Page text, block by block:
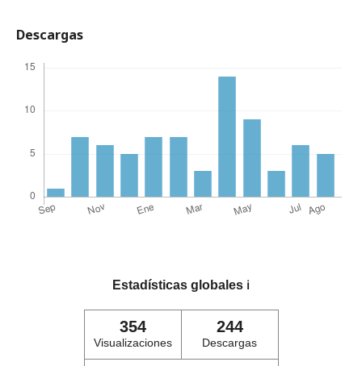
Descargas
Estadísticas globales ℹ️
354
Visualizaciones
244
Descargas